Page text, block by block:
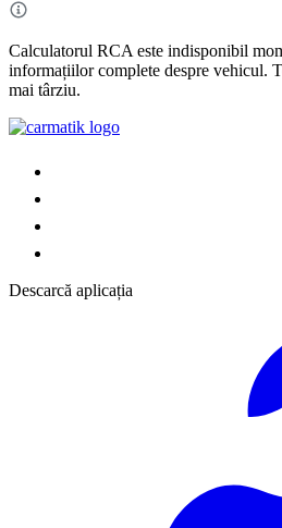
Calculatorul RCA este indisponibil
informațiilor complete despre vehicul.
mai târziu.
Descarcă aplicația